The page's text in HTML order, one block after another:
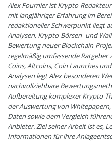
Alex Fournier ist Krypto-
mit langjähriger Erfahrung im
redaktioneller Schwerpunkt liegt
Analysen, Krypto-Börsen- und
Bewertung neuer Blockchain-
regelmäßig umfassende Ratgeber
Coins, Altcoins, Coin Launches
Analysen legt Alex besonderen
nachvollziehbare
Aufbereitung komplexer Krypto-
der Auswertung von
Daten sowie dem Vergleich
Anbieter. Ziel seiner Arbeit ist es,
Informationen für ihre